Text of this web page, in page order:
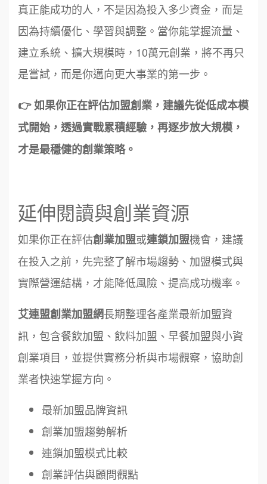
真正能成功的人，不是因為投入多少資金，而是
因為持續優化、學習與調整。當你能掌握流量、
建立系統、擴大規模時，10萬元創業，將不再只
是嘗試，而是你邁向更大事業的第一步。
👉 如果你正在評估加盟創業，建議先從低成本模
式開始，透過實戰累積經驗，再逐步放大規模，
才是最穩健的創業策略。
延伸閱讀與創業資源
如果你正在評估創業加盟或連鎖加盟機會，建議
在投入之前，先完整了解市場趨勢、加盟模式與
實際營運結構，才能降低風險、提高成功機率。
艾連盟創業加盟網長期整理各產業最新加盟資
訊，包含餐飲加盟、飲料加盟、早餐加盟與小資
創業項目，並提供實務分析與市場觀察，協助創
業者快速掌握方向。
最新加盟品牌資訊
創業加盟趨勢解析
連鎖加盟模式比較
創業評估與顧問觀點
鼎威維修
周 先生/小姐
加盟預算